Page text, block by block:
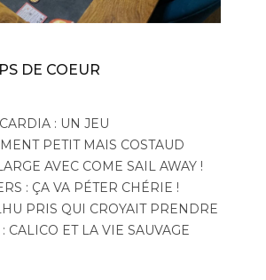
DE COEUR
: UN JEU
PETIT MAIS COSTAUD
AVEC COME SAIL AWAY !
: ÇA VA PÉTER CHÉRIE !
PRIS QUI CROYAIT PRENDRE
CALICO ET LA VIE SAUVAGE